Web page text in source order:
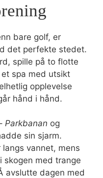
bare golf, er
det perfekte stedet.
spille på to flotte
spa med utsikt
opplevelse
hånd i hånd.
Parkbanan og
sin sjarm.
vannet, mens
skogen med trange
avslutte dagen med